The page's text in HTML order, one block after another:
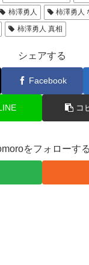
柿澤勇人
柿澤勇人
柿澤勇人 真相
シェアする
Facebook
コ
をフォローする